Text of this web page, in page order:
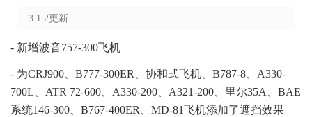
3.1.2更新
- 新增波音757-300飞机
- 为CRJ900、B777-300ER、协和式飞机、B787-8、A330-
700L、ATR 72-600、A330-200、A321-200、里尔35A、BAE
系统146-300、B767-400ER、MD-81飞机添加了遮挡效果